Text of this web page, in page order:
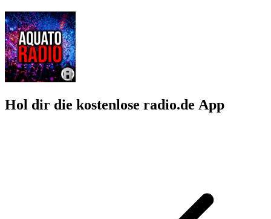
Hol dir die kostenlose radio.de App